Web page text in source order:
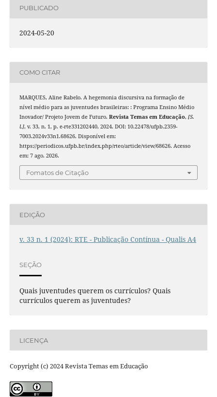
PUBLICADO
2024-05-20
COMO CITAR
MARQUES, Aline Rabelo. A hegemonia discursiva na formação de
nível médio para as juventudes brasileiras: : Programa Ensino Médio
Inovador/ Projeto Jovem de Futuro. Revista Temas em Educação, [S.
l.], v. 33, n. 1, p. e-rte331202440, 2024. DOI: 10.22478/ufpb.2359-
7003.2024v33n1.68626. Disponível em:
https://periodicos.ufpb.br/index.php/rteo/article/view/68626. Acesso
em: 7 ago. 2026.
Fomatos de Citação
EDIÇÃO
v. 33 n. 1 (2024): RTE - Publicação Contínua - Qualis A4
SEÇÃO
Quais juventudes querem os currículos? Quais
currículos querem as juventudes?
LICENÇA
Copyright (c) 2024 Revista Temas em Educação